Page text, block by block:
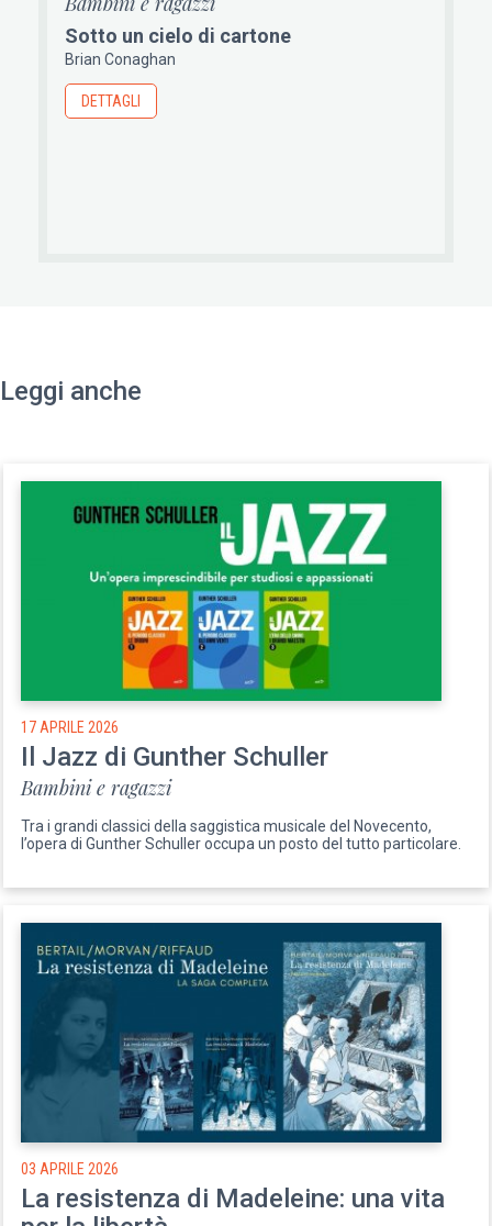
Sotto un cielo di cartone
Brian Conaghan
DETTAGLI
Leggi anche
17 APRILE 2026
Il Jazz di Gunther Schuller
Bambini e ragazzi
Tra i grandi classici della saggistica musicale del Novecento,
l’opera di Gunther Schuller occupa un posto del tutto particolare.
03 APRILE 2026
La resistenza di Madeleine: una vita